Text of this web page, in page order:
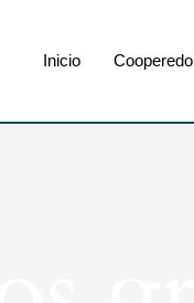
Inicio Cooperedo